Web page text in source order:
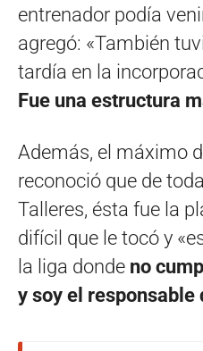
entrenador podía
agregó: «También
tardía en la
Fue una estructura
Además, el máximo
reconoció que de
Talleres, ésta fue la
difícil que le tocó y
la liga donde no
y soy el responsable